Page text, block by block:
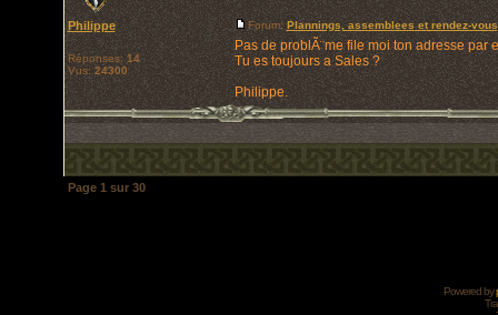
Philippe
Réponses:14
Vus:24300
Forum:Plannings, assemblees et rendez-vous
Pas de problÃ¨me file moi ton adresse par
Tu es toujours a Sales ?
Philippe.
Page 1 sur 30
Powered by